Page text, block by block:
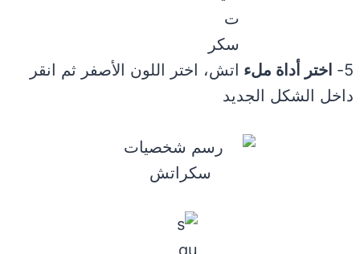
5- اختر أداة ملء
، اختر اللون الأصفر ثم انقر
داخل الشكل الجديد